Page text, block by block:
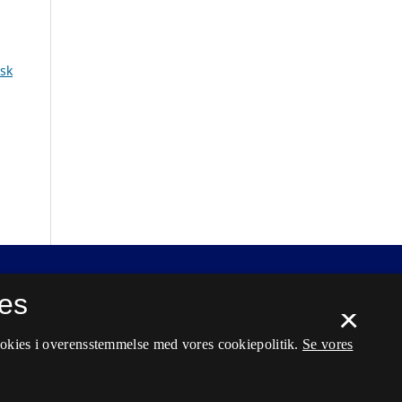
×
i overensstemmelse med vores cookiepolitik. Se vores